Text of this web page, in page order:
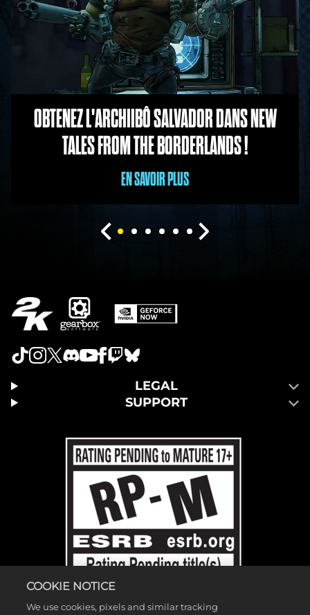
OBTENEZ L'ARCHIIBÔ SALVADOR DANS NEW
TALES FROM THE BORDERLANDS !
EN SAVOIR PLUS
LEGAL
SUPPORT
COOKIE NOTICE
We use cookies, pixels and similar tracking